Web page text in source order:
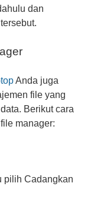
dan
Anda juga
file yang
Berikut cara
manager:
pilih Cadangkan